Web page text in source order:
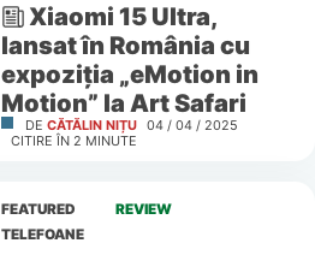
Xiaomi 15 Ultra,
lansat în România cu
expoziția „eMotion in
Motion” la Art Safari
DE CĂTĂLIN NIȚU 04 / 04 / 2025
CITIRE ÎN 2 MINUTE
FEATURED
REVIEW
TELEFOANE